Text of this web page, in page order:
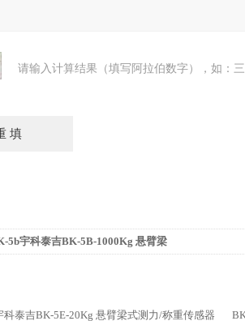
请输入计算结果（填写阿拉伯数字），如：
5b宇科泰吉BK-5B-1000Kg 悬臂梁
科泰吉BK-5E-20Kg 悬臂梁式测力/称重传感器